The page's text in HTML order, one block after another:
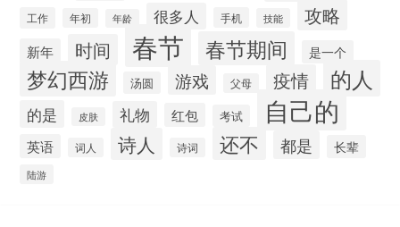
工作 年初 年龄 很多人 手机 技能 攻略
新年 时间 春节 春节期间 是一个
梦幻西游 汤圆 游戏 父母 疫情 的人
的是 皮肤 礼物 红包 考试 自己的
英语 词人 诗人 诗词 还不 都是 长辈
陆游